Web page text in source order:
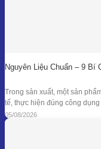
Nguyên Liệu Chuẩn – 9 Bí
Trong sản xuất, một sản
tế, thực hiện đúng công
đạt được kết quả đó, doanh
cứu, nguyên liệu, công thức
05/08/2026